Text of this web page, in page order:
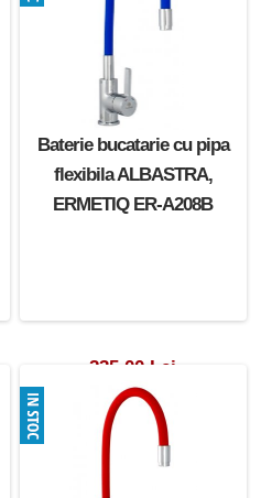
Baterie bucatarie cu pipa
flexibila ALBASTRA,
ERMETIQ ER-A208B
235.00 Lei